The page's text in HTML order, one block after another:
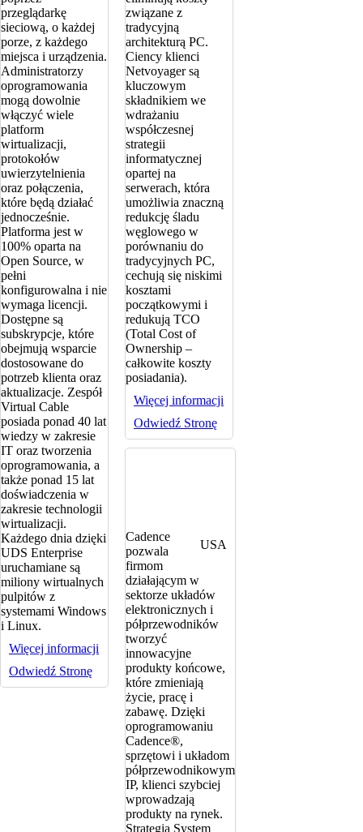
przeglądarkę
sieciową, o każdej
porze, z każdego
miejsca i urządzenia.
Administratorzy
oprogramowania
mogą dowolnie
włączyć wiele
platform
wirtualizacji,
protokołów
uwierzytelnienia
oraz połączenia,
które będą działać
jednocześnie.
Platforma jest w
100% oparta na
Open Source, w
pełni
konfigurowalna i nie
wymaga licencji.
Dostępne są
subskrypcje, które
obejmują wsparcie
dostosowane do
potrzeb klienta oraz
aktualizacje. Zespół
Virtual Cable
posiada ponad 40 lat
wiedzy w zakresie
IT oraz tworzenia
oprogramowania, a
także ponad 15 lat
doświadczenia w
zakresie technologii
wirtualizacji.
Każdego dnia dzięki
UDS Enterprise
uruchamiane są
miliony wirtualnych
pulpitów z
systemami Windows
i Linux.
Więcej informacji
Odwiedź Stronę
związane z
tradycyjną
architekturą PC.
Ciency klienci
Netvoyager są
kluczowym
składnikiem we
wdrażaniu
współczesnej
strategii
informatycznej
opartej na
serwerach, która
umożliwia znaczną
redukcję śladu
węglowego w
porównaniu do
tradycyjnych PC,
cechują się niskimi
kosztami
początkowymi i
redukują TCO
(Total Cost of
Ownership –
całkowite koszty
posiadania).
Więcej informacji
Odwiedź Stronę
USA
Cadence
pozwala
firmom
działającym w
sektorze układów
elektronicznych i
półprzewodników
tworzyć
innowacyjne
produkty końcowe,
które zmieniają
życie, pracę i
zabawę. Dzięki
oprogramowaniu
Cadence®,
sprzętowi i układom
półprzewodnikowym
IP, klienci szybciej
wprowadzają
produkty na rynek.
Strategia System